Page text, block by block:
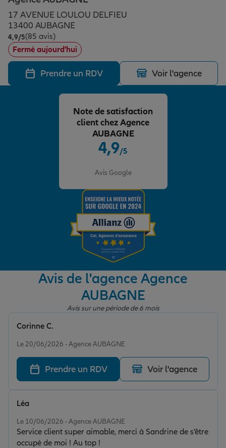
Assurance emprunteur
Prévoyance et dépendance
Assurance animal de compagnie
Protection de la famille
Protection juridique
Épargne & retraite
Plan épargne retraite
Assurance vie
Placements financiers
Investissements immobiliers
Transmission
Vos projets
Partir en vacances
Départ à la retraite
Préparer l’avenir
Conseil assurance
Assurance habitation
Le Pack Famille
Garantie des accidents de la vie
Assurance scolaire
Retraite
Tous nos devis d'assurance
Allianz en France
17 AVENUE LOULOU DELFIEU
13400 AUBAGNE
4,9/5Note de 4.9 sur 5
(85 avis)
Fermé aujourd'hui
Prendre un RDV Voir l'agence
4,9/5
Avis Google
Note de satisfaction
client chez Agence
AUBAGNE
Avis de l'agence Agence
AUBAGNE
Avis sur une période de 6 mois
Le 20/06/2026 - Agence AUBAGNE
Corinne C.
Prendre un RDV Voir l'agence
Le 10/06/2026 - Agence AUBAGNE
Service client super aimable, merci à Sandrine de s’être
occupé de moi ! Au top !
Léa